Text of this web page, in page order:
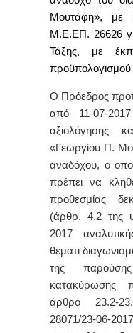
Μουτάφη», με
Μ.Ε.ΕΠ. 26626
Τάξης, με
προϋπολογισμού
Ο Πρόεδρος
από 11-07-2017
αξιολόγησης
«Γεωργίου Π.
αναδόχου, ο
πρέπει να
προθεσμίας
(άρθρ. 4.2 της
2017
θέματι
της παρούσης
κατακύρωσης
άρθρο 23.2-
28071/23-06-2017